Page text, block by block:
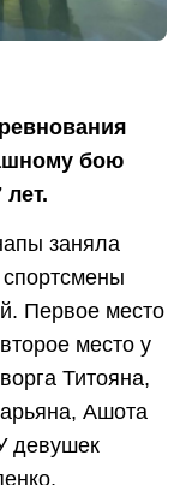
бою
заняла
Первое место
место у
Титояна,
Ашота
девушек